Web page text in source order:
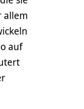
allem
auf